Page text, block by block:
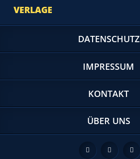
VERLAGE
DATENSCHUTZ
IMPRESSUM
KONTAKT
ÜBER UNS
Feed